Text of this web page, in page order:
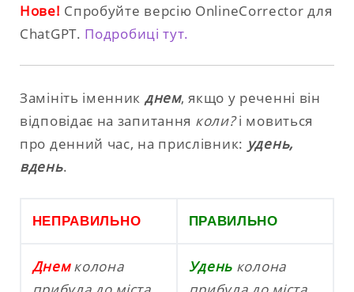
Нове! Спробуйте версію OnlineCorrector для
ChatGPT. Подробиці тут.
Замініть іменник днем, якщо у реченні він
відповідає на запитання коли?і мовиться
про денний час, на прислівник: удень,
вдень.
НЕПРАВИЛЬНО ПРАВИЛЬНО
Днемколона
Удень колона